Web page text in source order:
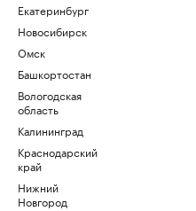
Екатеринбург
Новосибирск
Омск
Башкортостан
Вологодская
область
Калининград
Краснодарский
край
Нижний
Новгород